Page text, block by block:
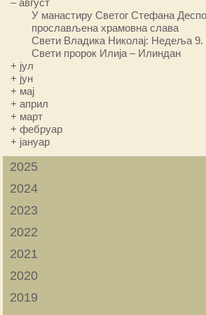
–август
У манастиру Светог Стефана
прослављена храмовна слава
Свети Владика Николај: Недеља 9.
Свети пророк Илија – Илиндан
+ јул
+ јун
+ мај
+април
+ март
+фебруар
+ јануар
2025
2024
2023
2022
2021
2020
2019